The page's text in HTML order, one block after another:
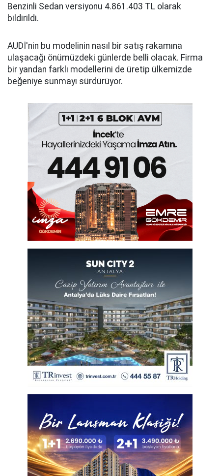
Benzinli Sedan versiyonu 4.861.403 TL olarak
bildirildi.
AUDİ'nin bu modelinin nasıl bir satış rakamına
ulaşacağı önümüzdeki günlerde belli olacak. Firma
bir yandan farklı modellerini de üretip ülkemizde
beğeniye sunmayı sürdürüyor.